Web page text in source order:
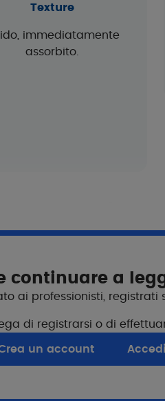
Texture
immediatamente
assorbito.
tutto il viso,
Per
Come
Cosa
continuare a
ai professionisti, registrati
di registrarsi o di
un account Accedi